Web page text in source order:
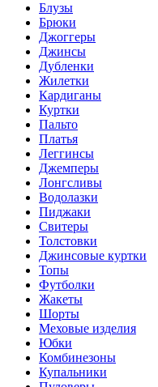
Блузы
Брюки
Джоггеры
Джинсы
Дубленки
Жилетки
Кардиганы
Куртки
Пальто
Платья
Леггинсы
Джемперы
Лонгсливы
Водолазки
Пиджаки
Свитеры
Толстовки
Джинсовые куртки
Топы
Футболки
Жакеты
Шорты
Меховые изделия
Юбки
Комбинезоны
Купальники